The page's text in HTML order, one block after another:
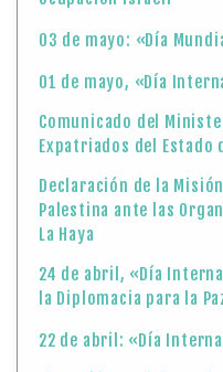
03 de mayo: «Día
01 de mayo, «Día
Comunicado del
Expatriados del Estado
Declaración de la
Palestina ante las
La Haya
24 de abril, «Día
la Diplomacia para la
22 de abril: «Día